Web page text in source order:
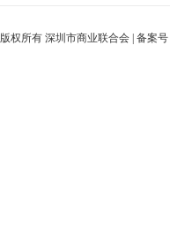
版权所有 深圳市商业联合会 | 备案号